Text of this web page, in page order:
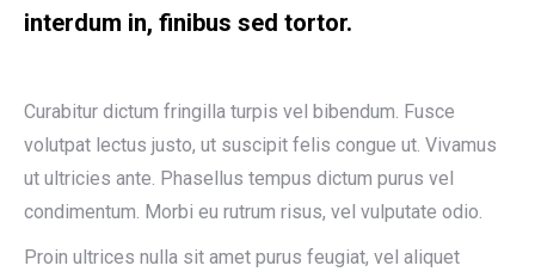
interdum in, finibus sed tortor.
Curabitur dictum fringilla turpis vel bibendum. Fusce
volutpat lectus justo, ut suscipit felis congue ut. Vivamus
ut ultricies ante. Phasellus tempus dictum purus vel
condimentum. Morbi eu rutrum risus, vel vulputate odio.
Proin ultrices nulla sit amet purus feugiat, vel aliquet